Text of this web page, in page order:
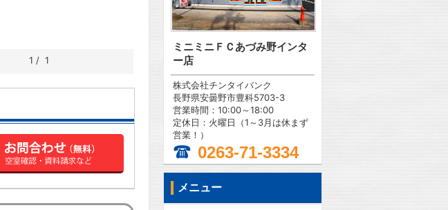
1 / 1
ミニミニＦＣあづみ野インタ
ー店
株式会社チンタイバンク
長野県安曇野市豊科5703-3
営業時間：10:00～18:00
定休日：火曜日（1～3月は休まず
営業！）
0263-71-3334
メニュー